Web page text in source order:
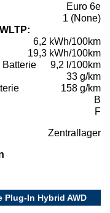
Euro 6e
1 (None)
6,2 kWh/100km
19,3 kWh/100km
Batterie
9,2 l/100km
33 g/km
158 g/km
B
F
Zentrallager
Plug-In Hybrid AWD